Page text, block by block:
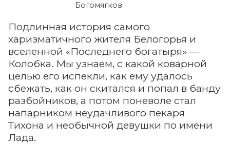
Богомягков
Подлинная история самого
харизматичного жителя Белогорья и
вселенной «Последнего богатыря» —
Колобка. Мы узнаем, с какой коварной
целью его испекли, как ему удалось
сбежать, как он скитался и попал в банду
разбойников, а потом поневоле стал
напарником неудачливого пекаря
Тихона и необычной девушки по имени
Лада.